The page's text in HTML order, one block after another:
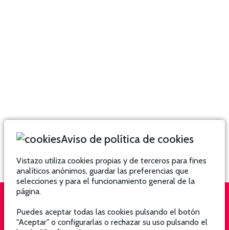
QUIÉNES SOMOS
Aviso de política de cookies
Vistazo utiliza cookies propias y de terceros para fines
analíticos anónimos, guardar las preferencias que
selecciones y para el funcionamiento general de la
página.
Puedes aceptar todas las cookies pulsando el botón
"Aceptar" o configurarlas o rechazar su uso pulsando el